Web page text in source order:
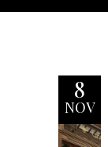
8
NOV